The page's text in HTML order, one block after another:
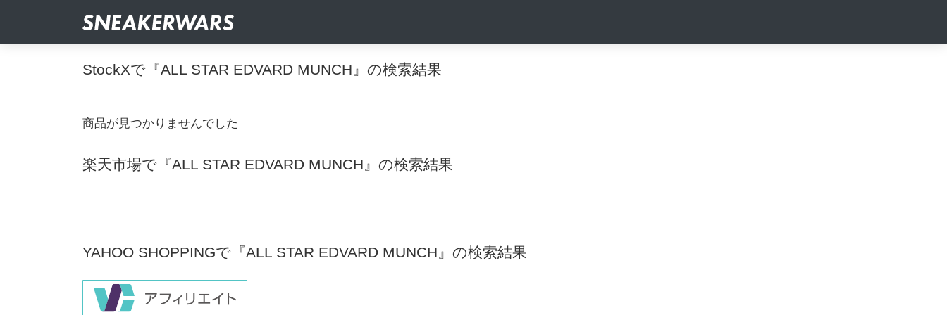
StockXで『ALL STAR EDVARD MUNCH』の検索結果
商品が見つかりませんでした
楽天市場で『ALL STAR EDVARD MUNCH』の検索結果
YAHOO SHOPPINGで『ALL STAR EDVARD MUNCH』の検索結果